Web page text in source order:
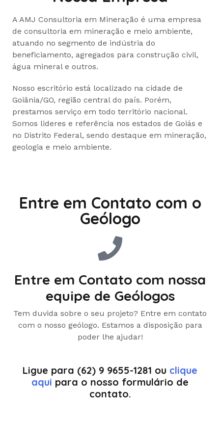
A AMJ Consultoria em Mineração é uma empresa
de consultoria em mineração e meio ambiente,
atuando no segmento de indústria do
beneficiamento, agregados para construção civil,
água mineral e outros.
Nosso escritório está localizado na cidade de
Goiânia/GO, região central do país. Porém,
prestamos serviço em todo território nacional.
Somos lideres e referência nos estados de Goiás e
no Distrito Federal, sendo destaque em mineração,
geologia e meio ambiente.
Entre em Contato com o
Geólogo
Entre em Contato com nossa
equipe de Geólogos
Tem duvida sobre o seu projeto? Entre em contato
com o nosso geólogo. Estamos a disposição para
poder lhe ajudar!
Ligue para (62) 9 9655-1281 ou clique
aqui para o nosso formulário de
contato.